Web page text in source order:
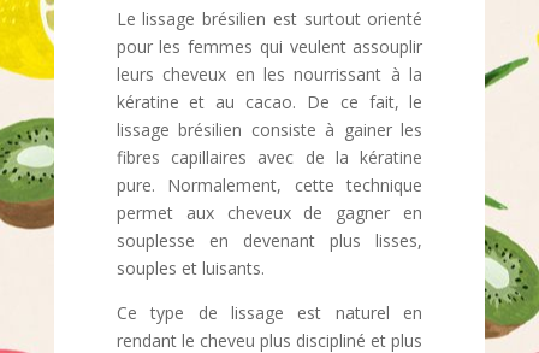
Le lissage brésilien est surtout orienté
pour les femmes qui veulent assouplir
leurs cheveux en les nourrissant à la
kératine et au cacao. De ce fait, le
lissage brésilien consiste à gainer les
fibres capillaires avec de la kératine
pure. Normalement, cette technique
permet aux cheveux de gagner en
souplesse en devenant plus lisses,
souples et luisants.
Ce type de lissage est naturel en
rendant le cheveu plus discipliné et plus